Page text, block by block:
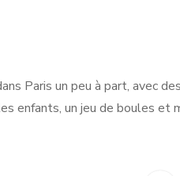
Paris un peu à part, avec
enfants, un jeu de boules et